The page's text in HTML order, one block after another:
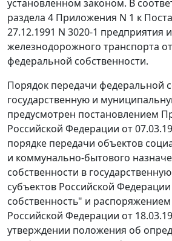
установленном законом. В
раздела 4 Приложения N 1 к
27.12.1991 N 3020-1 предприятия
железнодорожного транспорта
федеральной собственности.
Порядок передачи федеральной
государственную и
предусмотрен постановлением
Российской Федерации от
порядке передачи объектов
и коммунально-бытового
собственности в
субъектов Российской
собственность" и распоряжением
Российской Федерации от
утверждении положения об